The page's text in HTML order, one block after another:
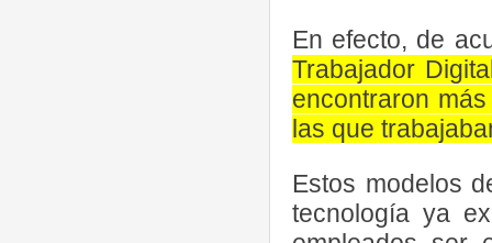
En efecto, de
Trabajador
encontraron
las que
Estos modelos
tecnología ya